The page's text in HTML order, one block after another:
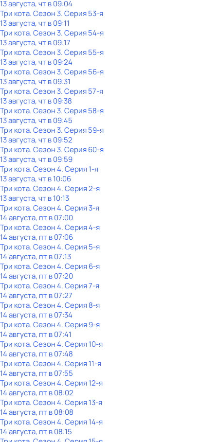
13 августа, чт в 09:04
Три кота. Сезон 3. Серия 53-я
13 августа, чт в 09:11
Три кота. Сезон 3. Серия 54-я
13 августа, чт в 09:17
Три кота. Сезон 3. Серия 55-я
13 августа, чт в 09:24
Три кота. Сезон 3. Серия 56-я
13 августа, чт в 09:31
Три кота. Сезон 3. Серия 57-я
13 августа, чт в 09:38
Три кота. Сезон 3. Серия 58-я
13 августа, чт в 09:45
Три кота. Сезон 3. Серия 59-я
13 августа, чт в 09:52
Три кота. Сезон 3. Серия 60-я
13 августа, чт в 09:59
Три кота. Сезон 4. Серия 1-я
13 августа, чт в 10:06
Три кота. Сезон 4. Серия 2-я
13 августа, чт в 10:13
Три кота. Сезон 4. Серия 3-я
14 августа, пт в 07:00
Три кота. Сезон 4. Серия 4-я
14 августа, пт в 07:06
Три кота. Сезон 4. Серия 5-я
14 августа, пт в 07:13
Три кота. Сезон 4. Серия 6-я
14 августа, пт в 07:20
Три кота. Сезон 4. Серия 7-я
14 августа, пт в 07:27
Три кота. Сезон 4. Серия 8-я
14 августа, пт в 07:34
Три кота. Сезон 4. Серия 9-я
14 августа, пт в 07:41
Три кота. Сезон 4. Серия 10-я
14 августа, пт в 07:48
Три кота. Сезон 4. Серия 11-я
14 августа, пт в 07:55
Три кота. Сезон 4. Серия 12-я
14 августа, пт в 08:02
Три кота. Сезон 4. Серия 13-я
14 августа, пт в 08:08
Три кота. Сезон 4. Серия 14-я
14 августа, пт в 08:15